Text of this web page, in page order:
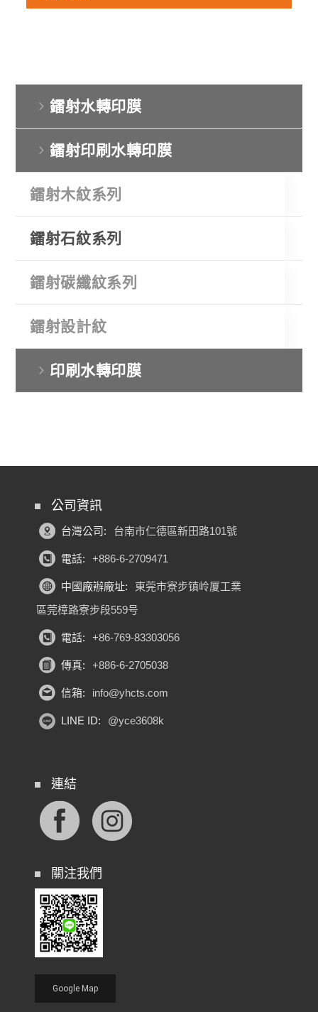
鐳射水轉印膜
鐳射印刷水轉印膜
鐳射木紋系列
鐳射石紋系列
鐳射碳纖紋系列
鐳射設計紋
印刷水轉印膜
公司資訊
台灣公司: 台南市仁德區新田路101號
電話: +886-6-2709471
中國廠辦廠址:
東莞市寮步镇岭厦工業
區莞樟路寮步段559号
電話: +86-769-83303056
傳真: +886-6-2705038
信箱: info@yhcts.com
LINE ID: @yce3608k
連結
關注我們
Google Map